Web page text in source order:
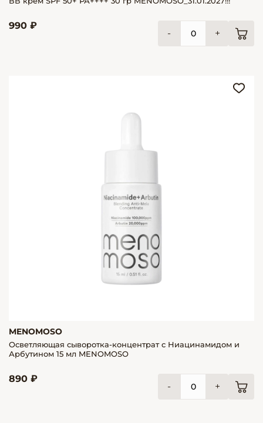
990 ₽
- +
MENOMOSO
Осветляющая сыворотка-концентрат с Ниацинамидом и
Арбутином 15 мл MENOMOSO
890 ₽
- +